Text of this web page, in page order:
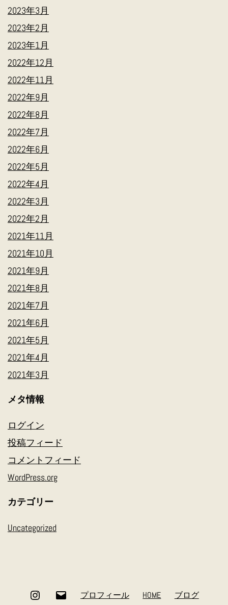
2023年3月
2023年2月
2023年1月
2022年12月
2022年11月
2022年9月
2022年8月
2022年7月
2022年6月
2022年5月
2022年4月
2022年3月
2022年2月
2021年11月
2021年10月
2021年9月
2021年8月
2021年7月
2021年6月
2021年5月
2021年4月
2021年3月
メタ情報
ログイン
投稿フィード
コメントフィード
WordPress.org
カテゴリー
Uncategorized
Instagram プロフィール HOME ブログ